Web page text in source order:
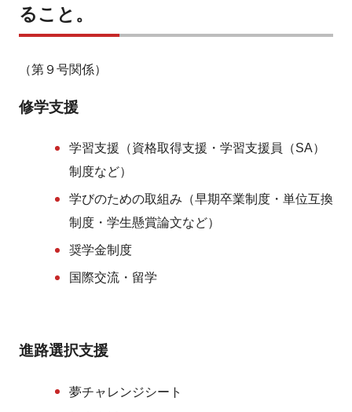
ること。
（第９号関係）
修学支援
学習支援（資格取得支援・学習支援員（SA）
制度など）
学びのための取組み（早期卒業制度・単位互換
制度・学生懸賞論文など）
奨学金制度
国際交流・留学
進路選択支援
夢チャレンジシート